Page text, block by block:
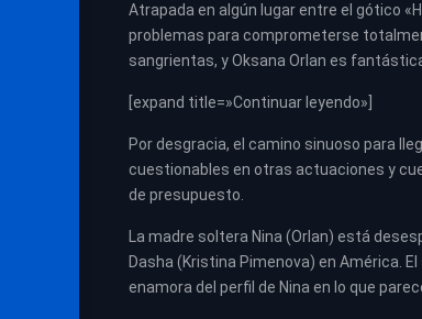
Atrapada en algún lugar entre el gótico
problemas para comprometerse
sangrientas, y Oksana Orlan es
[expand title=»Continuar leyendo»]
Por desgracia, el camino sinuoso para
cuestionables en otras actuaciones y
de presupuesto.
La madre soltera Nina (Orlan) está
Dasha (Kristina Pimenova) en América.
enamora del perfil de Nina en lo que